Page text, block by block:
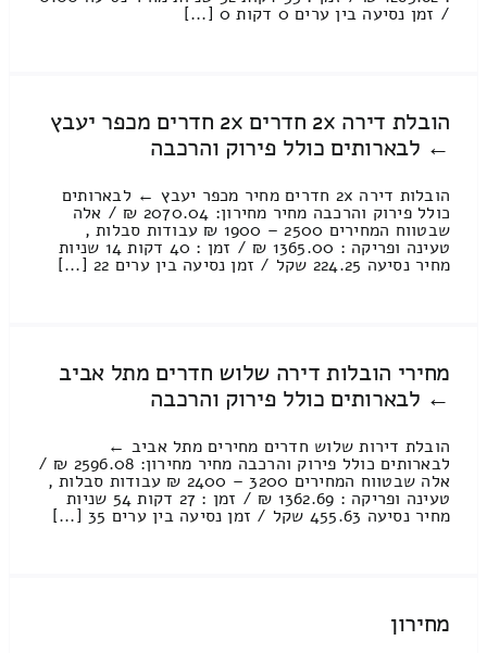
/ זמן נסיעה בין ערים 0 דקות 0 [...]
הובלת דירה 2x חדרים 2x חדרים מכפר יעבץ
← לבארותים כולל פירוק והרכבה
הובלות דירה 2x חדרים מחיר מכפר יעבץ ← לבארותים
כולל פירוק והרכבה מחיר מחירון: 2070.04 ₪ / אלה
שבטווח המחירים 2500 – 1900 ₪ עבודות סבלות ,
טעינה ופריקה : 1365.00 ₪ / זמן : 40 דקות 14 שניות
מחיר נסיעה 224.25 שקל / זמן נסיעה בין ערים 22 [...]
מחירי הובלות דירה שלוש חדרים מתל אביב
← לבארותים כולל פירוק והרכבה
הובלת דירות שלוש חדרים מחירים מתל אביב ←
לבארותים כולל פירוק והרכבה מחיר מחירון: 2596.08 ₪ /
אלה שבטווח המחירים 3200 – 2400 ₪ עבודות סבלות ,
טעינה ופריקה : 1362.69 ₪ / זמן : 27 דקות 54 שניות
מחיר נסיעה 455.63 שקל / זמן נסיעה בין ערים 35 [...]
מחירון